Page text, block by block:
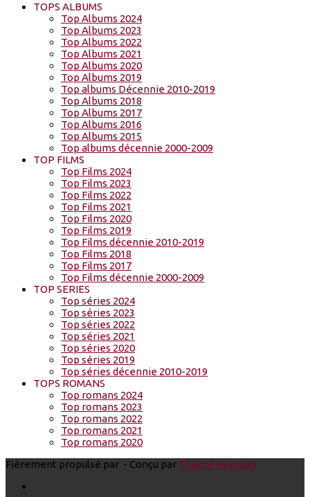
TOPS ALBUMS
Top Albums 2024
Top Albums 2023
Top Albums 2022
Top Albums 2021
Top Albums 2020
Top Albums 2019
Top albums Décennie 2010-2019
Top Albums 2018
Top Albums 2017
Top Albums 2016
Top Albums 2015
Top albums décennie 2000-2009
TOP FILMS
Top Films 2024
Top Films 2023
Top Films 2022
Top Films 2021
Top Films 2020
Top Films 2019
Top Films décennie 2010-2019
Top Films 2018
Top Films 2017
Top Films décennie 2000-2009
TOP SERIES
Top séries 2024
Top séries 2023
Top séries 2022
Top séries 2021
Top séries 2020
Top séries 2019
Top séries décennie 2010-2019
TOPS ROMANS
Top romans 2024
Top romans 2023
Top romans 2022
Top romans 2021
Top romans 2020
Fièrement propulsé par - Conçu par Thème Hueman